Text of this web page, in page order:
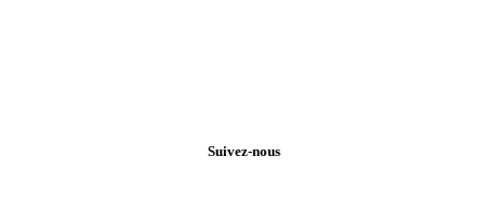
Suivez-nous